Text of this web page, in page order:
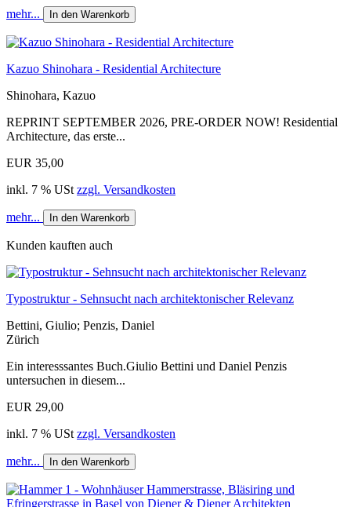
mehr... In den Warenkorb
Kazuo Shinohara - Residential Architecture
Shinohara, Kazuo
REPRINT SEPTEMBER 2026, PRE-ORDER NOW! Residential
Architecture, das erste...
EUR 35,00
inkl. 7 % USt zzgl. Versandkosten
mehr... In den Warenkorb
Kunden kauften auch
Typostruktur - Sehnsucht nach architektonischer Relevanz
Bettini, Giulio; Penzis, Daniel
Zürich
Ein interesssantes Buch.Giulio Bettini und Daniel Penzis
untersuchen in diesem...
EUR 29,00
inkl. 7 % USt zzgl. Versandkosten
mehr... In den Warenkorb